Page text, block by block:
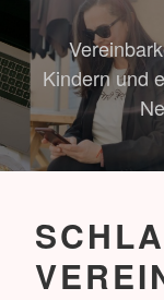
Kindern und